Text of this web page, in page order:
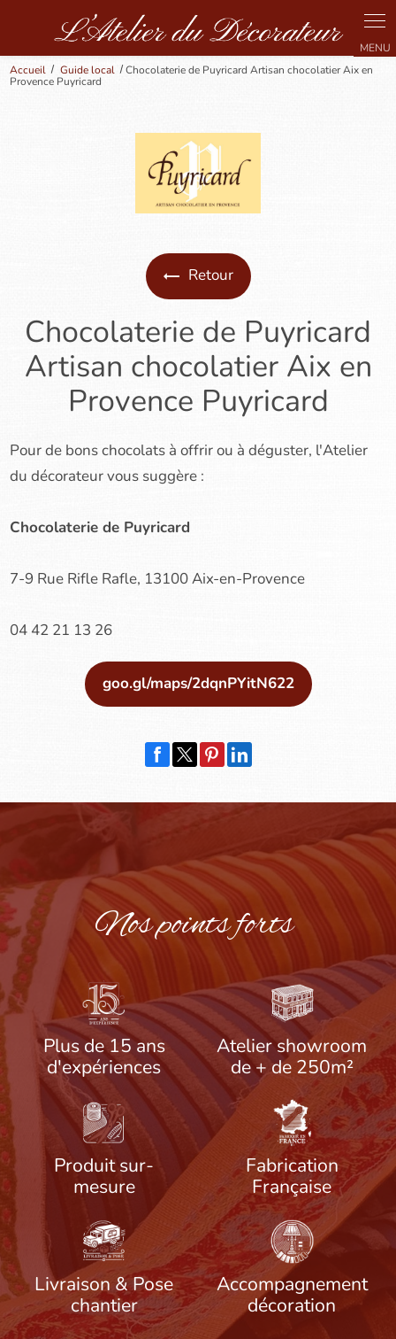
Accueil Guide local
Chocolaterie de Puyricard Artisan chocolatier Aix en
Provence Puyricard
Retour
Chocolaterie de Puyricard
Artisan chocolatier Aix en
Provence Puyricard
Pour de bons chocolats à offrir ou à déguster, l'Atelier
du décorateur vous suggère :
Chocolaterie de Puyricard
7-9 Rue Rifle Rafle, 13100 Aix-en-Provence
04 42 21 13 26
goo.gl/maps/2dqnPYitN622
Nos points forts
Plus de 15 ans
d'expériences
Atelier showroom
de + de 250m²
Produit sur-
mesure
Fabrication
Française
Livraison & Pose
chantier
Accompagnement
décoration